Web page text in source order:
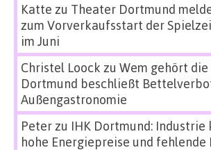
Katte zu Theater Dortmund
zum Vorverkaufsstart der
im Juni
Christel Loock zu Wem gehört
Dortmund beschließt
Außengastronomie
Peterzu IHK Dortmund:
hohe Energiepreise und